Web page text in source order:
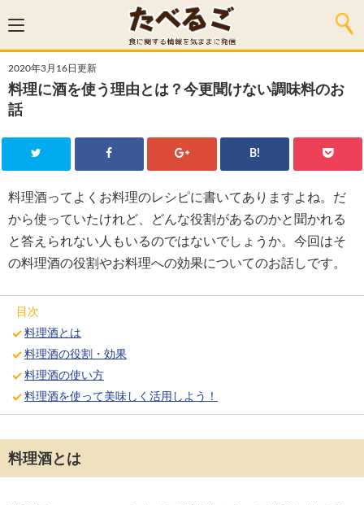
2020年3月16日更新
料理に酒を使う理由とは？今更聞けない調味料のお
話
B!
料理酒ってよくお料理のレシピに書いてありますよね。だ
から使っていたけれど、どんな役割があるのかと聞かれる
と答えられない人もいるのではないでしょうか。今回はそ
の料理酒の役割やお料理への効果についてのお話しです。
目次
料理酒とは
料理酒の役割・効果
料理酒の使い方
料理酒を使って美味しく活用しよう！
料理酒とは